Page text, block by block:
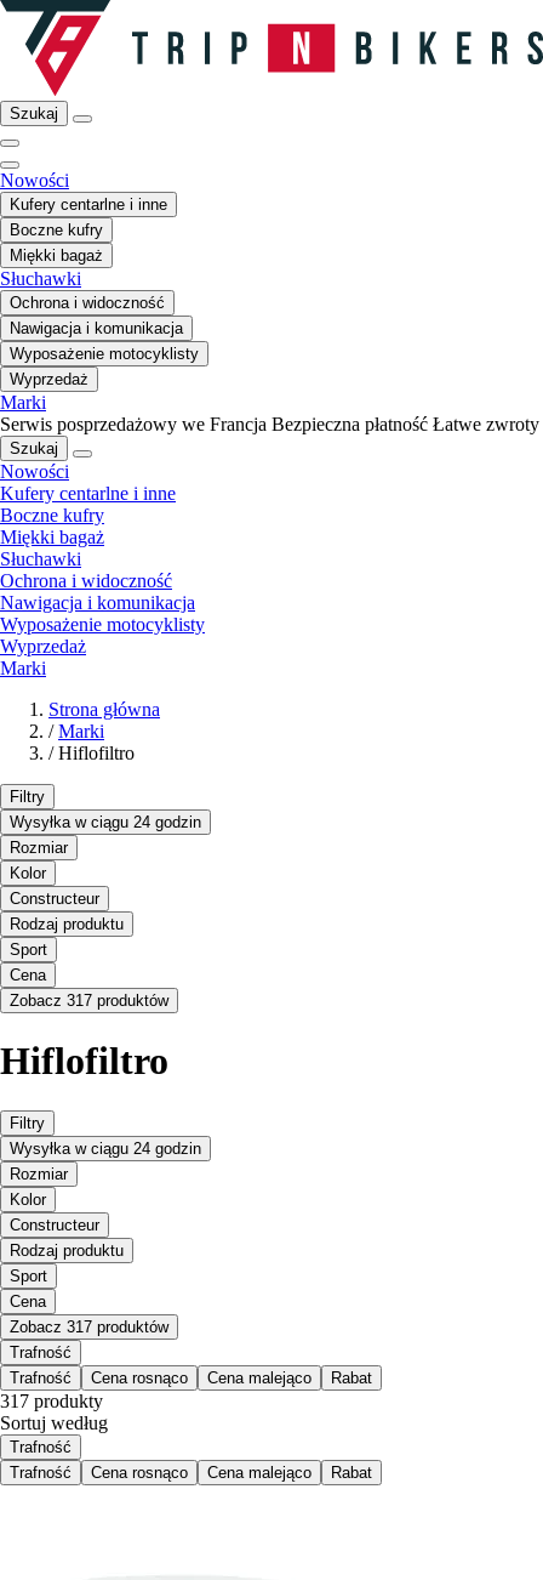
Szukaj
Nowości
Kufery centarlne i inne
Boczne kufry
Miękki bagaż
Słuchawki
Ochrona i widoczność
Nawigacja i komunikacja
Wyposażenie motocyklisty
Wyprzedaż
Marki
Serwis posprzedażowy we Francja Bezpieczna płatność Łatwe zwroty
Szukaj
Nowości
Kufery centarlne i inne
Boczne kufry
Miękki bagaż
Słuchawki
Ochrona i widoczność
Nawigacja i komunikacja
Wyposażenie motocyklisty
Wyprzedaż
Marki
Strona główna
/ Marki
/ Hiflofiltro
Filtry
Wysyłka w ciągu 24 godzin
Rozmiar
Kolor
Constructeur
Rodzaj produktu
Sport
Cena
Zobacz 317 produktów
Hiflofiltro
Filtry
Wysyłka w ciągu 24 godzin
Rozmiar
Kolor
Constructeur
Rodzaj produktu
Sport
Cena
Zobacz 317 produktów
Trafność
Trafność
Cena rosnąco Cena malejąco Rabat
317 produkty
Sortuj według
Trafność
Trafność
Cena rosnąco Cena malejąco Rabat